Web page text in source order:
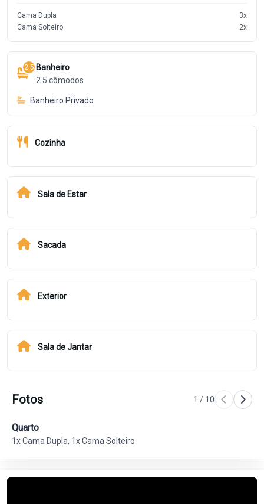
Cama Dupla 3x
Cama Solteiro
2x
2.5 Banheiro
2.5 cômodos
Banheiro Privado
Cozinha
Sala de Estar
Sacada
Exterior
Sala de Jantar
Fotos 1 / 10
Quarto
1x Cama Dupla, 1x Cama Solteiro